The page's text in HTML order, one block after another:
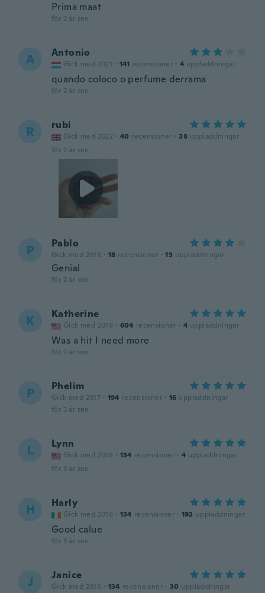
Prima maat
för 2 år sen
A Antonio
Gick med 2021 · 141 recensioner · 4 uppladdningar
quando coloco o perfume derrama
för 2 år sen
R rubi
Gick med 2022 · 40 recensioner · 38 uppladdningar
för 2 år sen
P Pablo
Gick med 2018 · 18 recensioner · 13 uppladdningar
Genial
för 2 år sen
K Katherine
Gick med 2019 · 604 recensioner · 4 uppladdningar
Was a hit I need more
för 2 år sen
P Phelim
Gick med 2017 · 194 recensioner · 16 uppladdningar
för 3 år sen
L Lynn
Gick med 2016 · 134 recensioner · 4 uppladdningar
för 3 år sen
H Harly
Gick med 2016 · 134 recensioner · 192 uppladdningar
Good calue
för 3 år sen
J Janice
Gick med 2016 · 134 recensioner · 30 uppladdningar